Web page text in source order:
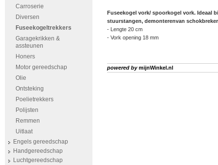
Carroserie
Diversen
Fuseekogeltrekkers
Garagekrikken &
assteunen
Honers
Motor gereedschap
Olie
Ontsteking
Poelietrekkers
Polijsten
Remmen
Uitlaat
Engels gereedschap
Handgereedschap
Luchtgereedschap
Fuseekogel vork/ spoorkogel vork. Ideaal
stuurstangen, demonterenvan
- Lengte 20 cm
- Vork opening 18 mm
powered bymijnWinkel.nl